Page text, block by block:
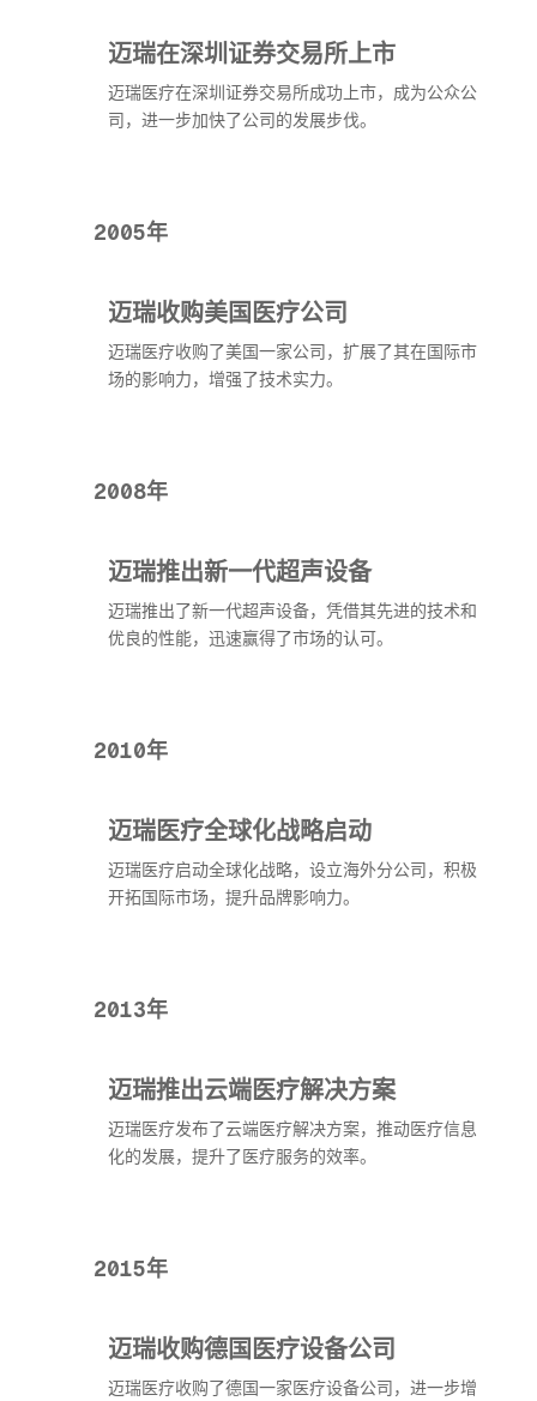
迈瑞在深圳证券交易所上市
迈瑞医疗在深圳证券交易所成功上市，成为公众公
司，进一步加快了公司的发展步伐。
2005年
迈瑞收购美国医疗公司
迈瑞医疗收购了美国一家公司，扩展了其在国际市
场的影响力，增强了技术实力。
2008年
迈瑞推出新一代超声设备
迈瑞推出了新一代超声设备，凭借其先进的技术和
优良的性能，迅速赢得了市场的认可。
2010年
迈瑞医疗全球化战略启动
迈瑞医疗启动全球化战略，设立海外分公司，积极
开拓国际市场，提升品牌影响力。
2013年
迈瑞推出云端医疗解决方案
迈瑞医疗发布了云端医疗解决方案，推动医疗信息
化的发展，提升了医疗服务的效率。
2015年
迈瑞收购德国医疗设备公司
迈瑞医疗收购了德国一家医疗设备公司，进一步增